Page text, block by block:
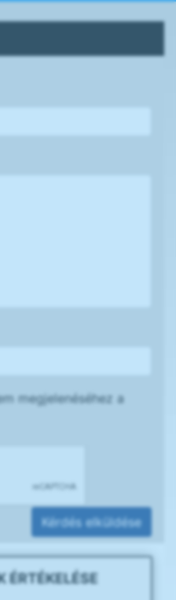
megjelenéséhez a
Kérdés elküldése
ÉRTÉKELÉSE